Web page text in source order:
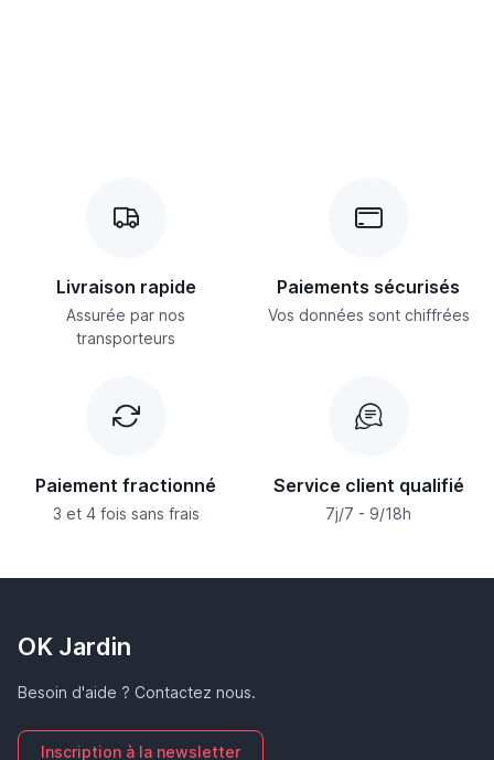
Livraison rapide
Assurée par nos
transporteurs
Paiements sécurisés
Vos données sont chiffrées
Paiement fractionné
3 et 4 fois sans frais
Service client qualifié
7j/7 - 9/18h
OK Jardin
Besoin d'aide ? Contactez nous.
Inscription à la newsletter